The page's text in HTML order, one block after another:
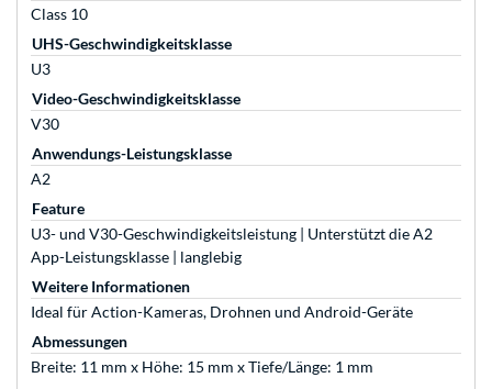
Class 10
UHS-Geschwindigkeitsklasse
U3
Video-Geschwindigkeitsklasse
V30
Anwendungs-Leistungsklasse
A2
Feature
U3- und V30-Geschwindigkeitsleistung | Unterstützt die A2
App-Leistungsklasse | langlebig
Weitere Informationen
Ideal für Action-Kameras, Drohnen und Android-Geräte
Abmessungen
Breite: 11 mm x Höhe: 15 mm x Tiefe/Länge: 1 mm